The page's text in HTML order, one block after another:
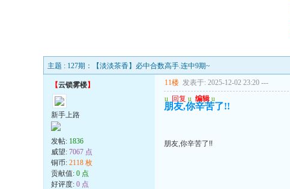
主题 : 127期：【淡淡茶香】必中合数高手.连中9期~
【云锁雾楼】
新手上路
发帖: 1836
威望: 7067 点
铜币: 2118 枚
贡献值: 0 点
好评度: 0 点
11楼 发表于: 2025-12-02 23:20 ---
u 回复 u 编辑 u
朋友,你辛苦了!!
朋友,你辛苦了!!